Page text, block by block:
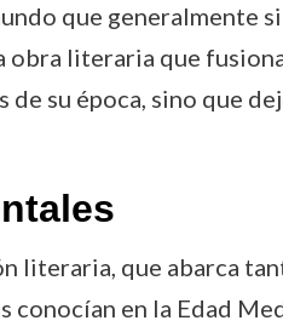
que generalmente
literaria que
su época, sino que
literaria, que abarca
en la Edad